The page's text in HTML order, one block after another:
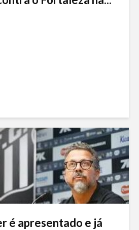
é apresentado e já